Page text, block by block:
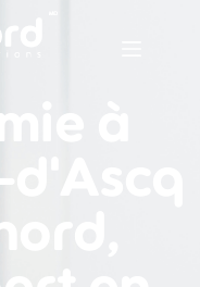
à